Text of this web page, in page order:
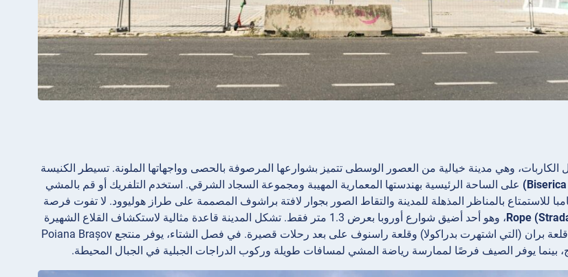
وهي مدينة خيالية من العصور الوسطى تتميز بشوارعها المرصوفة بالحصى وواجهاتها الملونة. تسيطر الكنيسة
على الساحة الرئيسية بهندستها المعمارية المهيبة ومجموعة السجاد الشرقي. استخدم التلفريك أو قم بالمشي
للاستمتاع بالمناظر المذهلة للمدينة والتقاط الصور بجوار لافتة براشوف المصممة على طراز هوليوود. لا تفوت فرصة
Rope
)، وهو أحد أضيق شوارع أوروبا بعرض 1.3 متر فقط. تشكل المدينة قاعدة مثالية لاستكشاف القلاع الشهيرة
في ترانسلفانيا – حيث تقع قلعة بران (التي اشتهرت بدراكولا) وقلعة راسنوف على بعد رحلات قصيرة. في فصل الشتاء، يوفر منتجع Poiana Brașov
بينما يوفر الصيف فرصًا لممارسة رياضة المشي لمسافات طويلة وركوب الدراجات الجبلية في الجبال المحيطة.